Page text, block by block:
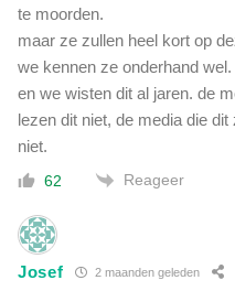
v
e
b
b
e
v
a
n
te moorden.
maar ze zullen heel kort op
we kennen ze onderhand wel.
en we wisten dit al jaren. de
lezen dit niet, de media die
niet.
62 Reageer
Josef 2 maanden geleden